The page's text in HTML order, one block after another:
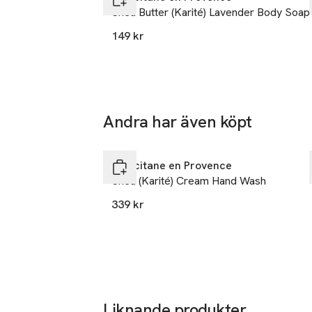
Shea Butter (Karité) Lavender Body Soap
149 kr
Andra har även köpt
L’Occitane en Provence
Shea (Karité) Cream Hand Wash
339 kr